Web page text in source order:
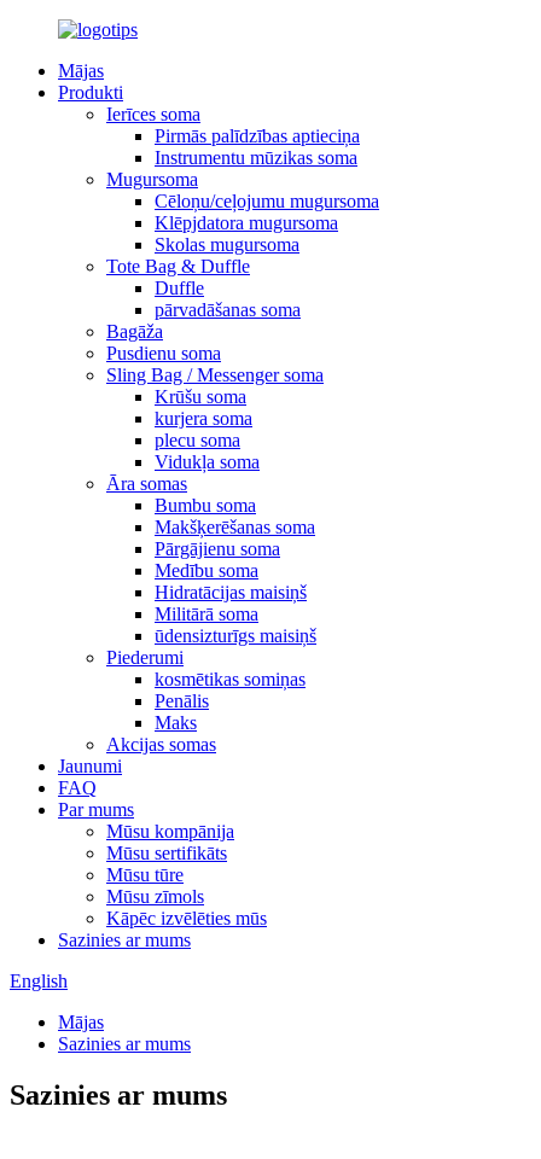
Mājas
Produkti
Ierīces soma
Pirmās palīdzības aptieciņa
Instrumentu mūzikas soma
Mugursoma
Cēloņu/ceļojumu mugursoma
Klēpjdatora mugursoma
Skolas mugursoma
Tote Bag & Duffle
Duffle
pārvadāšanas soma
Bagāža
Pusdienu soma
Sling Bag / Messenger soma
Krūšu soma
kurjera soma
plecu soma
Vidukļa soma
Āra somas
Bumbu soma
Makšķerēšanas soma
Pārgājienu soma
Medību soma
Hidratācijas maisiņš
Militārā soma
ūdensizturīgs maisiņš
Piederumi
kosmētikas somiņas
Penālis
Maks
Akcijas somas
Jaunumi
FAQ
Par mums
Mūsu kompānija
Mūsu sertifikāts
Mūsu tūre
Mūsu zīmols
Kāpēc izvēlēties mūs
Sazinies ar mums
English
Mājas
Sazinies ar mums
Sazinies ar mums